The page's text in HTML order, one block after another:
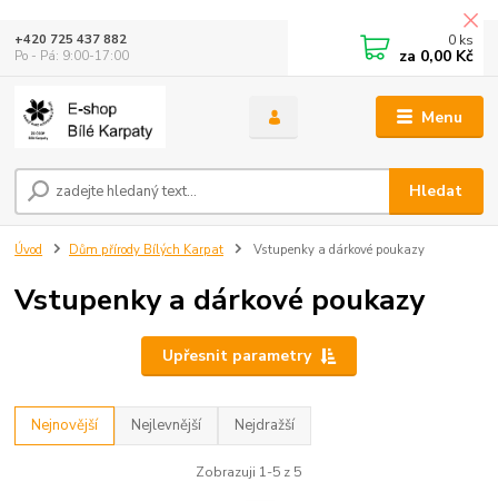
Menu
Hledat
+420 725 437 882
Po - Pá: 9:00-17:00
0 ks
za 0,00 Kč
Úvod Dům přírody Bílých Karpat Vstupenky a dárkové poukazy
Vstupenky a dárkové poukazy
Upřesnit parametry
Nejnovější Nejlevnější Nejdražší
Zobrazuji 1-5 z 5